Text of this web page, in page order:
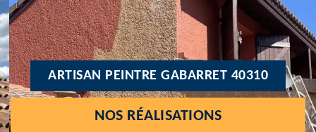
ARTISAN PEINTRE GABARRET 40310
NOS RÉALISATIONS